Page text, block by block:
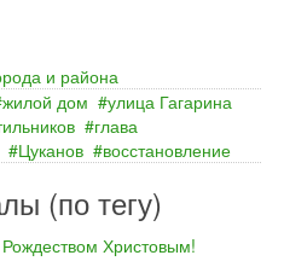
и района
жилой дом
улица Гагарина
глава
Цуканов восстановление
(по тегу)
Христовым!